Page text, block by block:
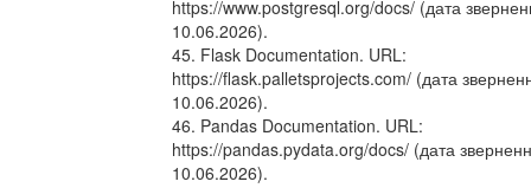
https://www.postgresql.org/docs/ (дата
10.06.2026).
45. Flask Documentation. URL:
https://flask.palletsprojects.com/ (дата
10.06.2026).
46. Pandas Documentation. URL:
https://pandas.pydata.org/docs/ (дата
10.06.2026).